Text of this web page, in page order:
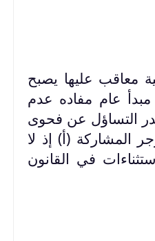
معاقب عليها يصبح
مبدأ عام مفاده عدم
التساؤل عن فحوى
المشاركة (أ) إذ لا
في القانون